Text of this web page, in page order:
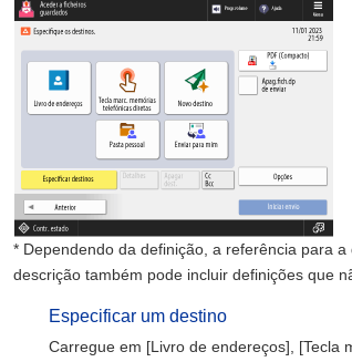
* Dependendo da definição, a referência para
descrição também pode incluir definições que
Especificar um destino
Carregue em [Livro de endereços], [Tecla